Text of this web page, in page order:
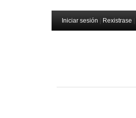
Iniciar sesión Rexistrase